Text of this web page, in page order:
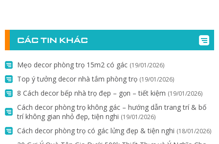
CÁC TIN KHÁC
Mẹo decor phòng trọ 15m2 có gác (19/01/2026)
Top ý tưởng decor nhà tắm phòng trọ (19/01/2026)
8 Cách decor bếp nhà trọ đẹp – gọn – tiết kiệm (19/01/2026)
Cách decor phòng trọ không gác – hướng dẫn trang trí & bố
trí không gian nhỏ đẹp, tiện nghi (19/01/2026)
Cách decor phòng trọ có gác lửng đẹp & tiện nghi (18/01/2026)